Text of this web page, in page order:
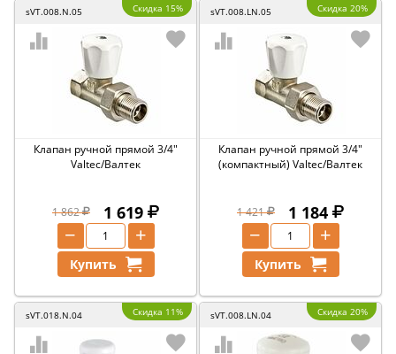
sVT.008.N.05 Скидка 15%
Клапан ручной прямой 3/4"
Valtec/Валтек
1 862 1 619
+
−
Купить
sVT.008.LN.05 Скидка 20%
Клапан ручной прямой 3/4"
(компактный) Valtec/Валтек
1 421 1 184
+
−
Купить
sVT.018.N.04 Скидка 11% sVT.008.LN.04 Скидка 20%